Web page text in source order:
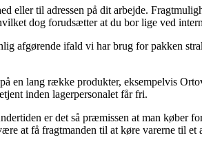
eller til adressen på dit arbejde.
dog forudsætter at du bor lige ved
afgørende ifald vi har brug for pakken
en lang række produkter, eksempelvis
inden lagerpersonalet får fri.
er det så præmissen at man køber
at få fragtmanden til at køre varerne til et